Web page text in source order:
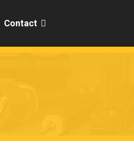
Contact